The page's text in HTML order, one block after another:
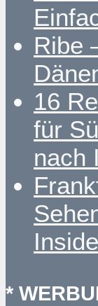
Ribe
16
für
nach
*